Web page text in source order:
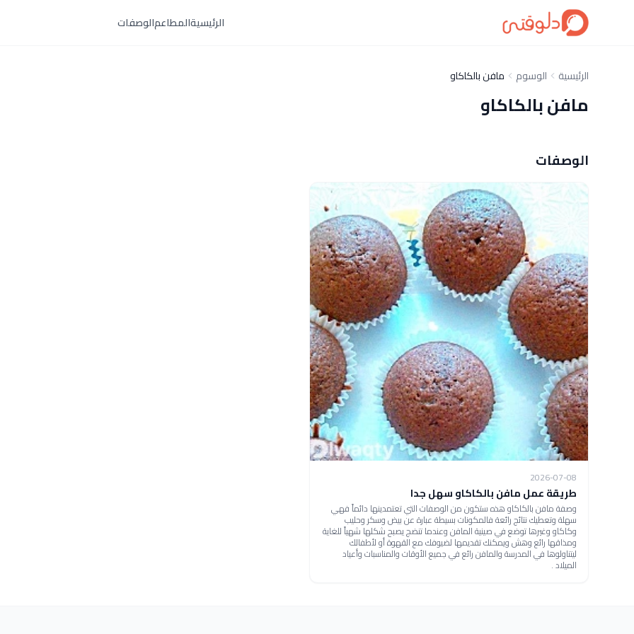
الرئيسيةالمطاعمالوصفات
الرئيسية الوسوم مافن بالكاكاو
مافن بالكاكاو
الوصفات
2026-07-08
طريقة عمل مافن بالكاكاو سهل جدا
وصفة مافن بالكاكاو هذه ستكون من الوصفات التي تعتمدينها دائماً فهي
سهلة وتعطيك نتائج رائعة فالمكونات بسيطة عبارة عن بيض وسكر وحليب
وكاكاو وغيرها توضع في صينية المافن وعندما تنضج يصبح شكلها شهياً للغاية
ومذاقها رائع وهش ويمكنك تقديمها لضيوفك مع القهوة أو لأطفالك
ليتناولوها في المدرسة والمافن رائع في جميع الأوقات والمناسبات وأعياد
الميلاد .